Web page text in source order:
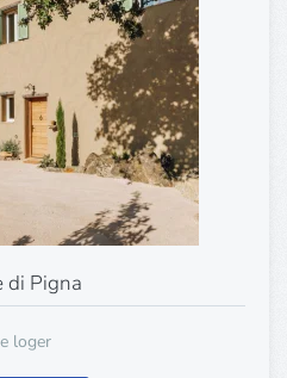
di Pigna
loger